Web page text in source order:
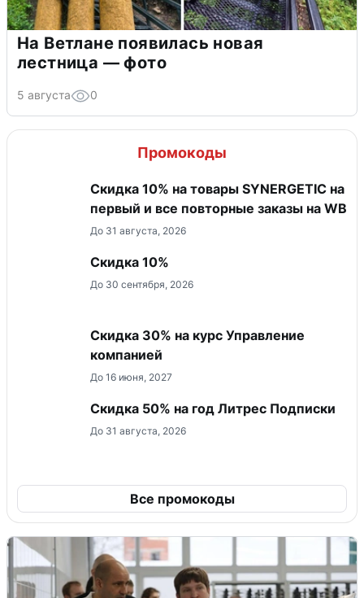
На Ветлане появилась новая
лестница — фото
5 августа 0
Промокоды
Скидка 10% на товары SYNERGETIC на
первый и все повторные заказы на WB
До 31 августа, 2026
Скидка 10%
До 30 сентября, 2026
Скидка 30% на курс Управление
компанией
До 16 июня, 2027
Скидка 50% на год Литрес Подписки
До 31 августа, 2026
Все промокоды